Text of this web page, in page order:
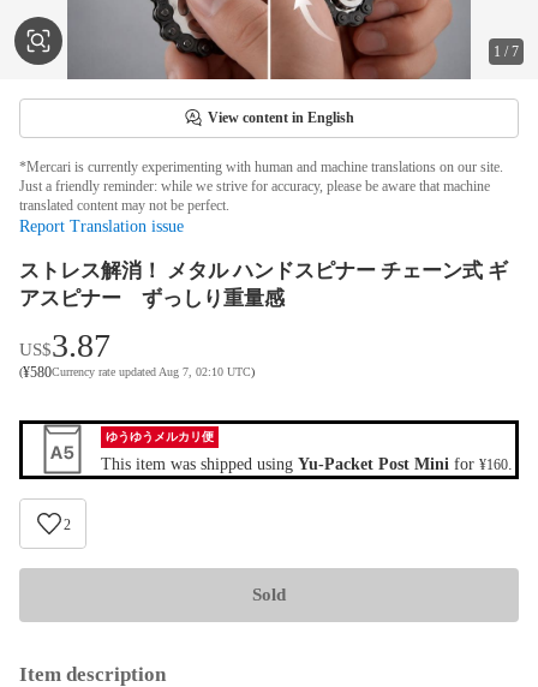
1 /7
View content in English
*Mercari is currently experimenting with human and machine translations on our site.
Just a friendly reminder: while we strive for accuracy, please be aware that machine
translated content may not be perfect.
Report Translation issue
ストレス解消！ メタル ハンドスピナー チェーン式 ギ
アスピナー ずっしり重量感
US$3.87
(¥580Currency rate updated Aug 7, 02:10 UTC)
ゆうゆうメルカリ便
This item was shipped using Yu-Packet Post Mini for ¥160
2
Sold
Item description